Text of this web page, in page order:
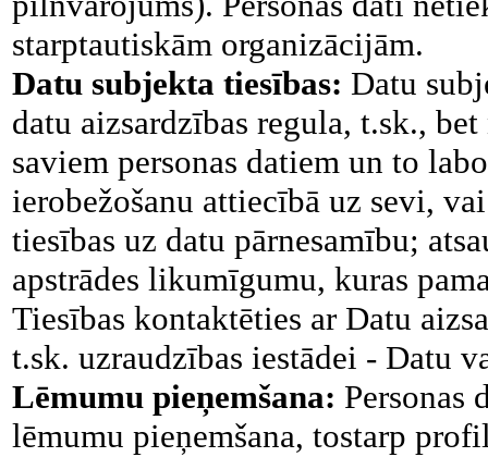
starptautiskām organizācijām.
Datu subjekta tiesības: Datu
datu aizsardzības regula, t.sk.,
saviem personas datiem un to
ierobežošanu attiecībā uz sevi,
tiesības uz datu pārnesamību;
apstrādes likumīgumu, kuras
Tiesības kontaktēties ar Datu
t.sk. uzraudzības iestādei - Datu
Lēmumu pieņemšana: Personas
lēmumu pieņemšana, tostarp